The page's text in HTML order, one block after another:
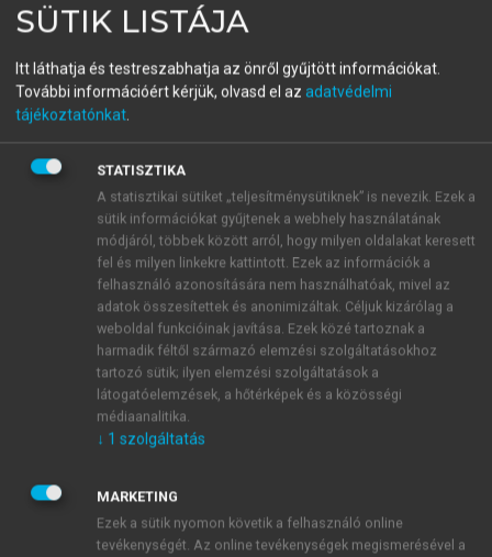
KURÁTH GABRIELLA, BÁNYAI EDIT (SZERK.)
Vezetőfejlesztés a 21.
században
menu_book OLVASÁS
Összegzés
A fejezet bemutatta a vezetőfejlesztés hazai és
nemzetközi piacát, a főbb szereplőket és az elmúlt
évtizedek kihívásait, új trendjeit.
SÜTIK LISTÁJA
Itt láthatja és testreszabhatja az önről gyűjtött információkat.
További információért kérjük, olvasd el az adatvédelmi
tájékoztatónkat.
STATISZTIKA
A statisztikai sütiket „teljesítménysütiknek” is nevezik. Ezek a
sütik információkat gyűjtenek a webhely használatának
módjáról, többek között arról, hogy milyen oldalakat keresett
fel és milyen linkekre kattintott. Ezek az információk a
felhasználó azonosítására nem használhatóak, mivel az
adatok összesítettek és anonimizáltak. Céljuk kizárólag a
weboldal funkcióinak javítása. Ezek közé tartoznak a
harmadik féltől származó elemzési szolgáltatásokhoz
tartozó sütik; ilyen elemzési szolgáltatások a
látogatóelemzések, a hőtérképek és a közösségi
médiaanalitika.
↓ 1 szolgáltatás
MARKETING
Ezek a sütik nyomon követik a felhasználó online
tevékenységét. Az online tevékenységek megismerésével a